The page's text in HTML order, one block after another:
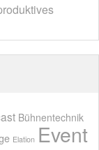
Bühnentechnik
Elation Event